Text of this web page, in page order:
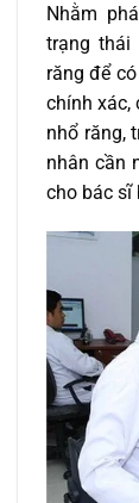
Nhằm
trạng thái
răng để
chính xác,
nhổ răng,
nhân cần
cho bác sĩ